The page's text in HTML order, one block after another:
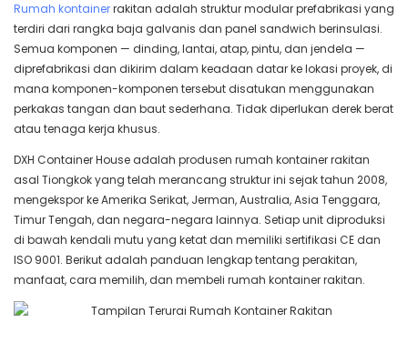
Rumah kontainerrakitan adalah struktur modular prefabrikasi yang
terdiri dari rangka baja galvanis dan panel sandwich berinsulasi.
Semua komponen — dinding, lantai, atap, pintu, dan jendela —
diprefabrikasi dan dikirim dalam keadaan datar ke lokasi proyek, di
mana komponen-komponen tersebut disatukan menggunakan
perkakas tangan dan baut sederhana. Tidak diperlukan derek berat
atau tenaga kerja khusus.
DXH Container House adalah produsen rumah kontainer rakitan
asal Tiongkok yang telah merancang struktur ini sejak tahun 2008,
mengekspor ke Amerika Serikat, Jerman, Australia, Asia Tenggara,
Timur Tengah, dan negara-negara lainnya. Setiap unit diproduksi
di bawah kendali mutu yang ketat dan memiliki sertifikasi CE dan
ISO 9001. Berikut adalah panduan lengkap tentang perakitan,
manfaat, cara memilih, dan membeli rumah kontainer rakitan.